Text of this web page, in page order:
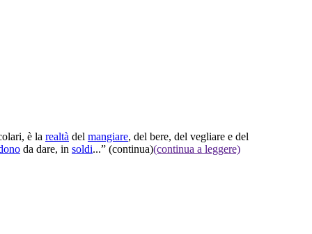
è la realtà del mangiare, del bere, del vegliare e del
da dare, in soldi...” (continua)(continua a leggere)